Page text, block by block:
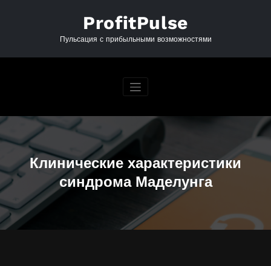
ProfitPulse
Пульсация с прибыльными возможностями
Клинические характеристики
синдрома Маделунга